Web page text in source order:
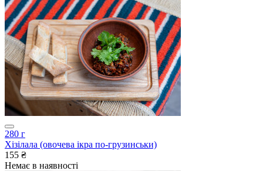
280 г
Хізілала (овочева ікра по-грузинськи)
155 ₴
Немає в наявності